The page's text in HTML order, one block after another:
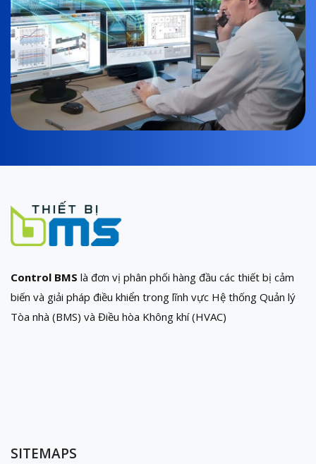
Control BMS là đơn vị phân phối hàng đầu các thiết bị cảm
biến và giải pháp điều khiển trong lĩnh vực Hệ thống Quản lý
Tòa nhà (BMS) và Điều hòa Không khí (HVAC)
SITEMAPS